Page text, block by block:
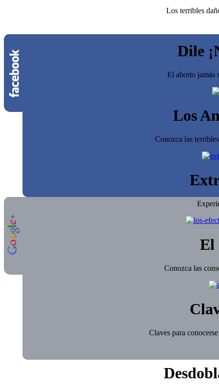
Los terribles
Dile
El aborto jamás
Los
Conozca las
El
Conozca las
Claves para